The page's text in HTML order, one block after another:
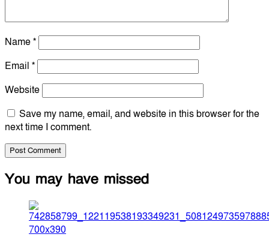
Name*
Email *
Website
Save my name, email, and website in this browser for the
next time I comment.
You may have missed